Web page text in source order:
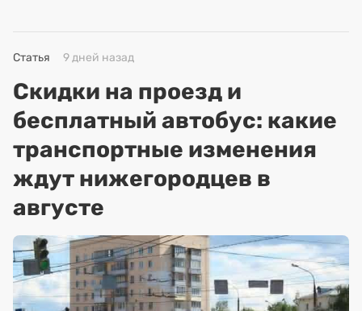
Статья 9 дней назад
Скидки на проезд и
бесплатный автобус: какие
транспортные изменения
ждут нижегородцев в
августе